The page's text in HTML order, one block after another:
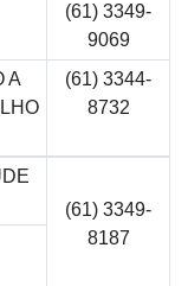
(61) 3349-
9069
A
(61) 3344-
8732
(61) 3349-
8187